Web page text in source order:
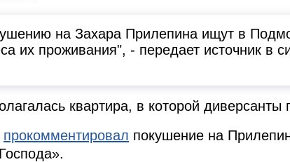
на Захара Прилепина ищут в
их проживания", - передает источник в
квартира, в которой диверсанты
прокомментировал покушение на